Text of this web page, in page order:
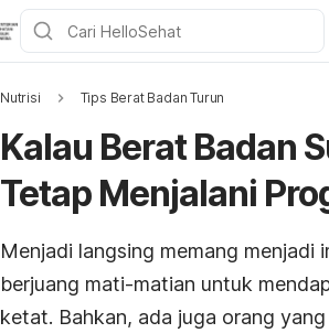
Nutrisi Tips Berat Badan Turun
Kalau Berat Badan
Tetap Menjalani
Menjadi langsing memang menjadi
berjuang mati-matian untuk
ketat. Bahkan, ada juga orang